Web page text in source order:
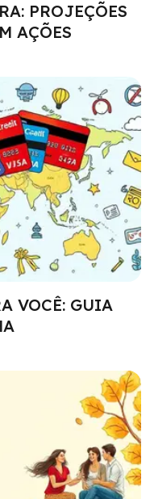
PROJEÇÕES
AÇÕES
VOCÊ: GUIA